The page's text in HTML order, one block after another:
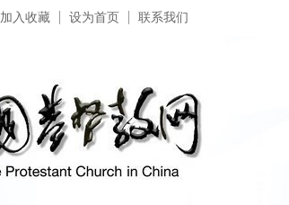
加入收藏 设为首页 联系我们